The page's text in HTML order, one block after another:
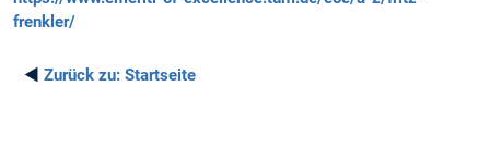
frenkler/
◄ Zurück zu: Startseite